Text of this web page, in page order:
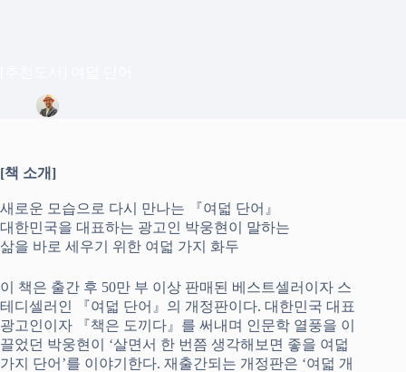
[책 소개]
새로운 모습으로 다시 만나는 『여덟 단어』
대한민국을 대표하는 광고인 박웅현이 말하는
삶을 바로 세우기 위한 여덟 가지 화두
이 책은 출간 후 50만 부 이상 판매된 베스트셀러이자 스
테디셀러인 『여덟 단어』의 개정판이다. 대한민국 대표
광고인이자 『책은 도끼다』를 써내며 인문학 열풍을 이
끌었던 박웅현이 ‘살면서 한 번쯤 생각해보면 좋을 여덟
가지 단어’를 이야기한다. 재출간되는 개정판은 ‘여덟 개